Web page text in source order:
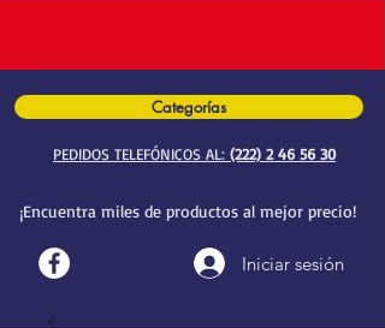
Categorías
PEDIDOS TELEFÓNICOS AL: (222) 2 46 56 30
¡Encuentra miles de productos al mejor precio!
Iniciar sesión